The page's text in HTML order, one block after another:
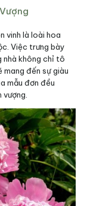
vinh là loài hoa
Việc trưng bày
nhà không chỉ tô
mang đến sự giàu
mẫu đơn đều